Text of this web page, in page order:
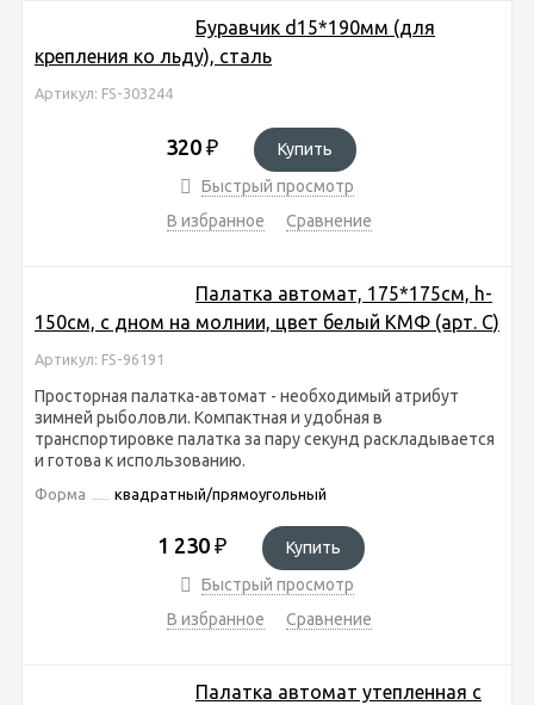
Буравчик d15*190мм (для
крепления ко льду), сталь
Артикул: FS-303244
320 ₽
Купить
Быстрый просмотр
В избранное
Сравнение
Палатка автомат, 175*175см, h-
150см, с дном на молнии, цвет белый КМФ (арт. C)
Артикул: FS-96191
Просторная палатка-автомат - необходимый атрибут
зимней рыболовли. Компактная и удобная в
транспортировке палатка за пару секунд раскладывается
и готова к использованию.
Форма квадратный/прямоугольный
1 230 ₽
Купить
Быстрый просмотр
В избранное
Сравнение
Палатка автомат утепленная с